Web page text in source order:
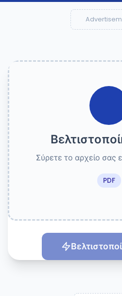
Σύρετε το αρχείο σας
PDF